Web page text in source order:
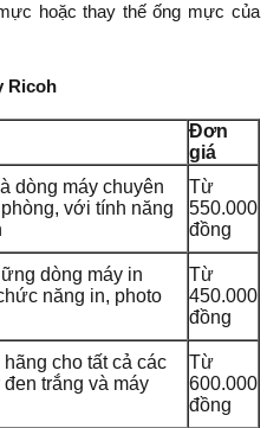
hoặc thay thế ống mực của
Ricoh
Đơn
giá
dòng máy chuyên
với tính năng
Từ
550.000
đồng
dòng máy in
năng in, photo
Từ
450.000
đồng
cho tất cả các
trắng và máy
Từ
600.000
đồng